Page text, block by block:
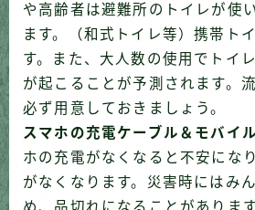
や高齢者は避難所のトイレが使
ます。（和式トイレ等）携帯ト
す。また、大人数の使用でトイ
が起こることが予測されます。
必ず用意しておきましょう。
スマホの充電ケーブル＆モバイ
ホの充電がなくなると不安にな
がなくなります。 災害時にはみ
め、品切れになることがありま